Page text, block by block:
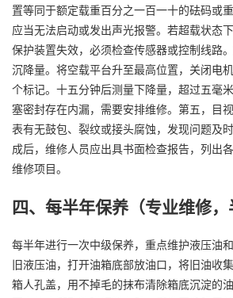
置等同于额定载重百分之一百一十的砝码或
应当无法启动或发出声光报警。若超载状态
保护装置失效，必须检查传感器或控制线路
沉降量。将空载平台升至最高位置，关闭电
个标记。十五分钟后测量下降量，超过五毫
塞密封存在内漏，需要安排维修。第五，目
表有无鼓包、裂纹或接头腐蚀，发现问题及
成后，维修人员应出具书面检查报告，列出
维修项目。
四、每半年保养（专业维修，
每半年进行一次中级保养，重点维护液压油
旧液压油，打开油箱底部放油口，将旧油收
箱人孔盖，用不掉毛的抹布清除箱底沉淀的